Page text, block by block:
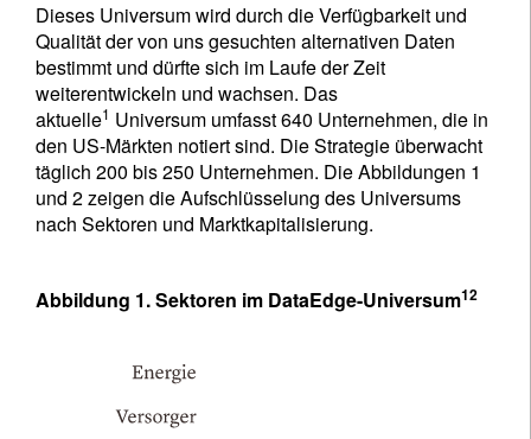
Dieses Universum wird durch die Verfügbarkeit und
Qualität der von uns gesuchten alternativen Daten
bestimmt und dürfte sich im Laufe der Zeit
weiterentwickeln und wachsen. Das
aktuelle1 Universum umfasst 640 Unternehmen, die in
den US-Märkten notiert sind. Die Strategie überwacht
täglich 200 bis 250 Unternehmen. Die Abbildungen 1
und 2 zeigen die Aufschlüsselung des Universums
nach Sektoren und Marktkapitalisierung.
Abbildung 1. Sektoren im DataEdge-Universum12